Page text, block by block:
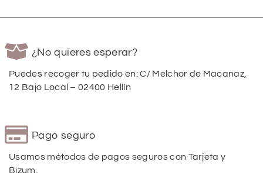
¿No quieres esperar?
Puedes recoger tu pedido en: C/ Melchor de Macanaz,
12 Bajo Local – 02400 Hellín
Pago seguro
Usamos métodos de pagos seguros con Tarjeta y
Bizum.